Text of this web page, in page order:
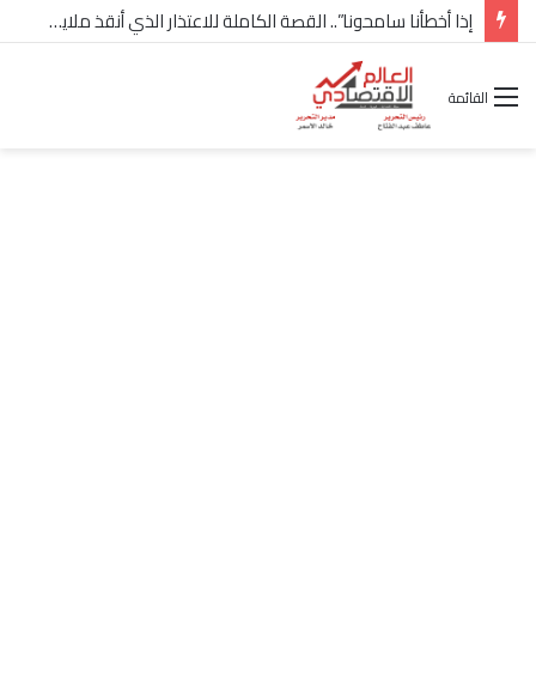
شركة “Scope Developments” تعلن تولي أحمد كمال عيسى منصب الرئيس التنفيذي للقطاع التجاري
القائمة